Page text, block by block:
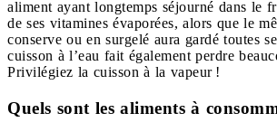
aliment ayant longtemps séjourné dans le
de ses vitamines évaporées, alors que le
conserve ou en surgelé aura gardé toutes
cuisson à l’eau fait également perdre
Privilégiez la cuisson à la vapeur !
Quels sont les aliments à